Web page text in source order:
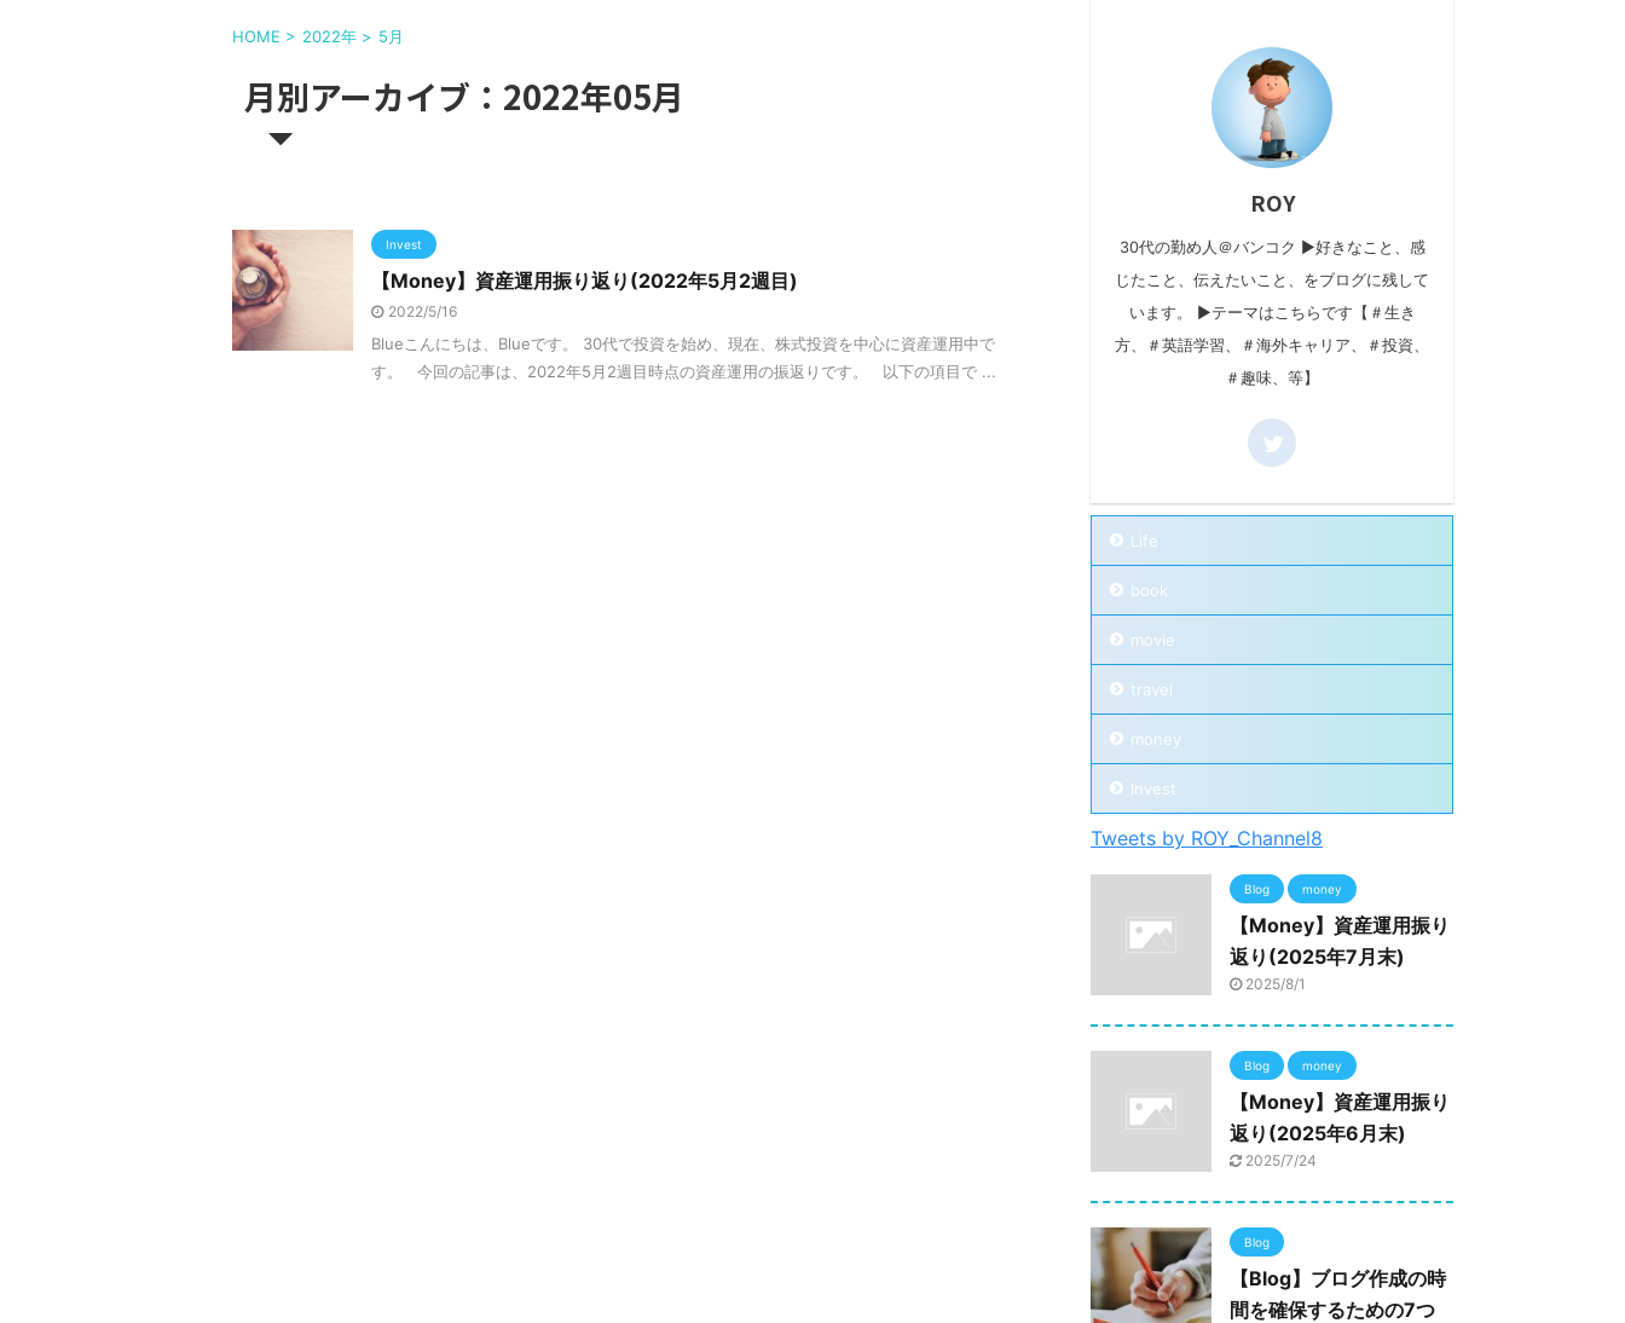
HOME > 2022年 > 5月
月別アーカイブ：2022年05月
Invest
【Money】資産運用振り返り(2022年5月2週目)
2022/5/16
Blueこんにちは、Blueです。 30代で投資を始め、現在、株式投資を中心に資産運用中で
す。 今回の記事は、2022年5月2週目時点の資産運用の振返りです。 以下の項目で ...
ROY
30代の勤め人＠バンコク ▶好きなこと、感
じたこと、伝えたいこと、をブログに残して
います。 ▶テーマはこちらです【＃生き
方、＃英語学習、＃海外キャリア、＃投資、
＃趣味、等】
Life
book
movie
travel
money
Invest
Tweets by ROY_Channel8
Blog money
【Money】資産運用振り
返り(2025年7月末)
2025/8/1
Blog money
【Money】資産運用振り
返り(2025年6月末)
2025/7/24
Blog
【Blog】ブログ作成の時
間を確保するための7つ